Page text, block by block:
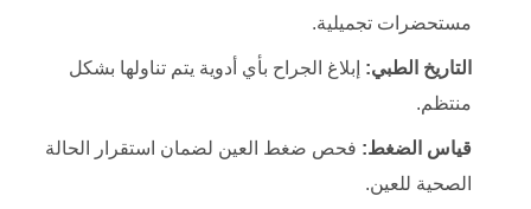
مستحضرات تجميلية.
التاريخ الطبي: إبلاغ الجراح بأي أدوية يتم تناولها بشكل
منتظم.
قياس الضغط: فحص ضغط العين لضمان استقرار الحالة
الصحية للعين.